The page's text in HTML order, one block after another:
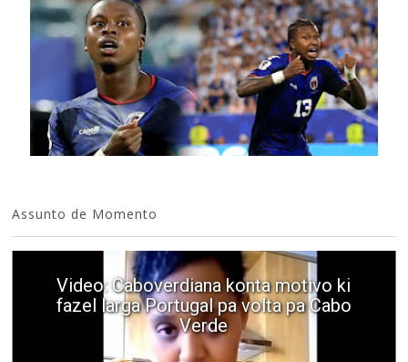
Assunto de Momento
Video: Caboverdiana konta motivo ki
fazel larga Portugal pa volta pa Cabo
Verde